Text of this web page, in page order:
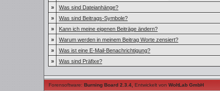
»
Was sind Dateianhänge?
»
Was sind Beitrags-Symbole?
»
Kann ich meine eigenen Beiträge ändern?
»
Warum werden in meinem Beitrag Worte zensiert?
»
Was ist eine E-Mail-Benachrichtigung?
»
Was sind Präfixe?
Forensoftware: Burning Board 2.3.4 Entwickelt von WoltLab GmbH